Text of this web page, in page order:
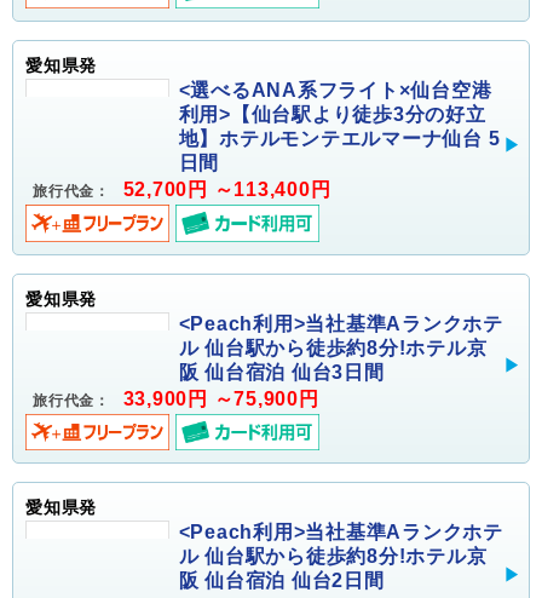
愛知県発
<選べるANA系フライト×仙台空港
利用>【仙台駅より徒歩3分の好立
地】ホテルモンテエルマーナ仙台 5
日間
旅行代金： 52,700円 ～113,400円
愛知県発
<Peach利用>当社基準Aランクホテ
ル 仙台駅から徒歩約8分!ホテル京
阪 仙台宿泊 仙台3日間
旅行代金： 33,900円 ～75,900円
愛知県発
<Peach利用>当社基準Aランクホテ
ル 仙台駅から徒歩約8分!ホテル京
阪 仙台宿泊 仙台2日間